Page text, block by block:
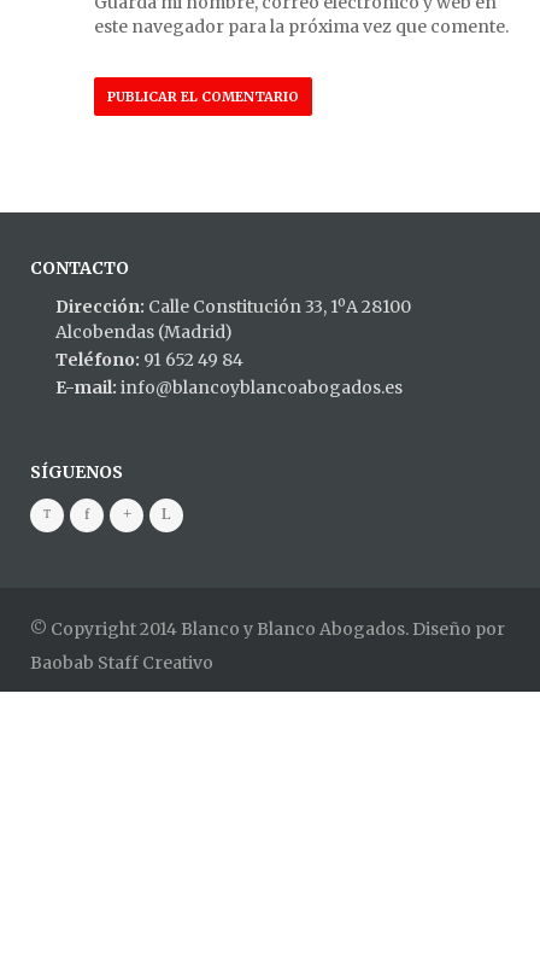
este navegador para la próxima vez que comente.
CONTACTO
Dirección: Calle Constitución 33, 1ºA 28100
Alcobendas (Madrid)
Teléfono: 91 652 49 84
E-mail: info@blancoyblancoabogados.es
SÍGUENOS
© Copyright 2014 Blanco y Blanco Abogados. Diseño por
Baobab Staff Creativo